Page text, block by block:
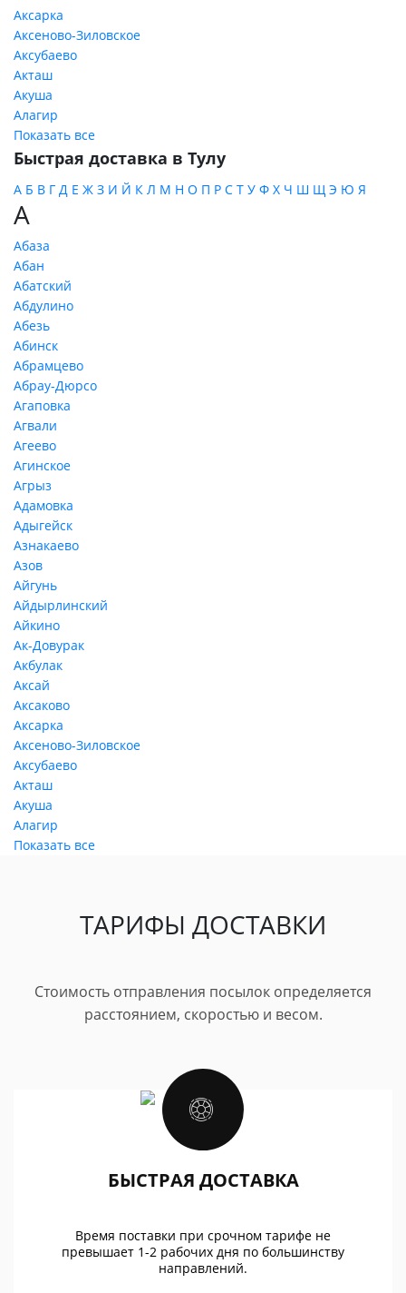
Аксарка
Аксеново-Зиловское
Аксубаево
Акташ
Акуша
Алагир
Показать все
Быстрая доставка в Тулу
А Б В Г Д Е Ж З И Й К Л М Н О П Р С Т У Ф Х Ч Ш Щ Э Ю Я
А
Абаза
Абан
Абатский
Абдулино
Абезь
Абинск
Абрамцево
Абрау-Дюрсо
Агаповка
Агвали
Агеево
Агинское
Агрыз
Адамовка
Адыгейск
Азнакаево
Азов
Айгунь
Айдырлинский
Айкино
Ак-Довурак
Акбулак
Аксай
Аксаково
Аксарка
Аксеново-Зиловское
Аксубаево
Акташ
Акуша
Алагир
Показать все
ТАРИФЫ ДОСТАВКИ
Стоимость отправления посылок определяется
расстоянием, скоростью и весом.
БЫСТРАЯ ДОСТАВКА
Время поставки при срочном тарифе не
превышает 1-2 рабочих дня по большинству
направлений.